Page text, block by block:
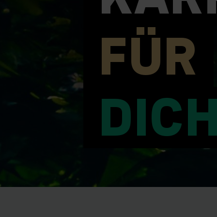
FÜR